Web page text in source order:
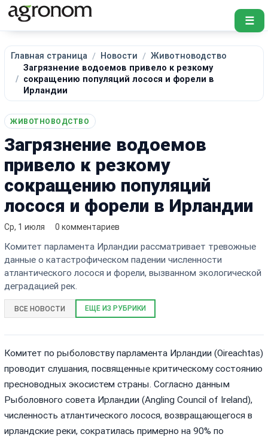
☰
Главная страница Новости
Животноводство
Загрязнение водоемов привело к резкому
сокращению популяций лосося и форели в
Ирландии
ЖИВОТНОВОДСТВО
Загрязнение водоемов
привело к резкому
сокращению популяций
лосося и форели в Ирландии
Ср, 1 июля 0 комментариев
Комитет парламента Ирландии рассматривает тревожные
данные о катастрофическом падении численности
атлантического лосося и форели, вызванном экологической
деградацией рек.
ВСЕ НОВОСТИ ЕЩЕ ИЗ РУБРИКИ
Комитет по рыболовству парламента Ирландии (Oireachtas)
проводит слушания, посвященные критическому состоянию
пресноводных экосистем страны. Согласно данным
Рыболовного совета Ирландии (Angling Council of Ireland),
численность атлантического лосося, возвращающегося в
ирландские реки, сократилась примерно на 90% по